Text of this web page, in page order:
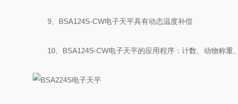
9、BSA124S-CW电子天平具有动态温度补偿
10、BSA124S-CW电子天平的应用程序：计数、动物称重